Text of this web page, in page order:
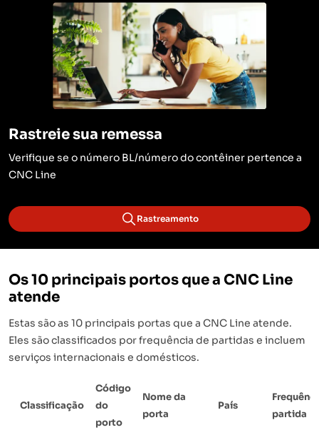
Rastreie sua remessa
Verifique se o número BL/número do contêiner pertence a
CNC Line
Rastreamento
Os 10 principais portos que a CNC Line
atende
Estas são as 10 principais portas que a CNC Line atende.
Eles são classificados por frequência de partidas e incluem
serviços internacionais e domésticos.
Classificação
Código
do
porto
Nome da
porta
País
partida